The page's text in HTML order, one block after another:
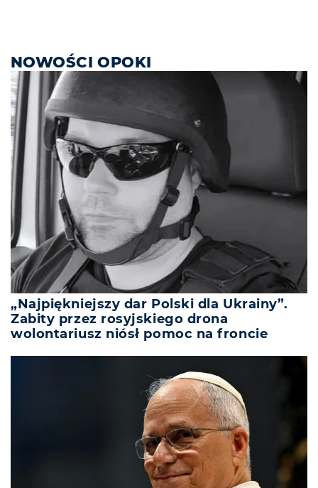
NOWOŚCI OPOKI
„Najpiękniejszy dar Polski dla Ukrainy”.
Zabity przez rosyjskiego drona
wolontariusz niósł pomoc na froncie